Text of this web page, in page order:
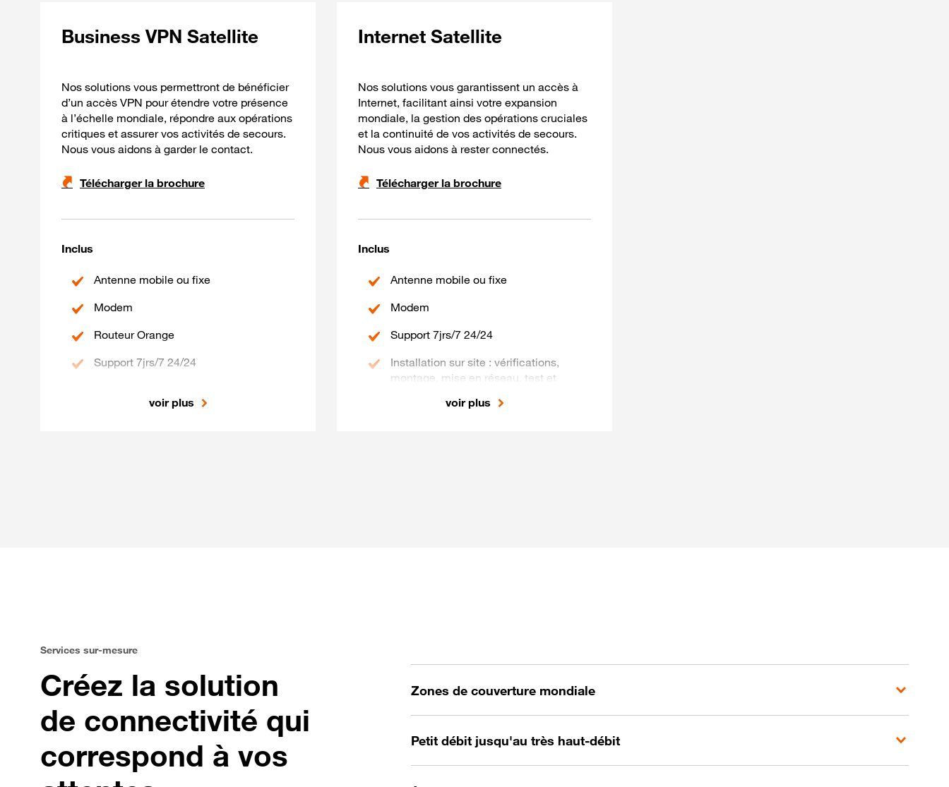
Business VPN Satellite
Nos solutions vous permettront de bénéficier
d’un accès VPN pour étendre votre présence
à l’échelle mondiale, répondre aux opérations
critiques et assurer vos activités de secours.
Nous vous aidons à garder le contact.
Télécharger la brochure
Inclus
Antenne mobile ou fixe
Modem
Routeur Orange
Support 7jrs/7 24/24
montage, mise en réseau, test et
voir plus
Internet Satellite
Nos solutions vous garantissent un accès à
Internet, facilitant ainsi votre expansion
mondiale, la gestion des opérations cruciales
et la continuité de vos activités de secours.
Nous vous aidons à rester connectés.
Télécharger la brochure
Inclus
Antenne mobile ou fixe
Modem
Support 7jrs/7 24/24
Installation sur site : vérifications,
montage, mise en réseau, test et
voir plus
Services sur-mesure
Créez la solution
de connectivité qui
correspond à vos
Zones de couverture mondiale
Petit débit jusqu'au très haut-débit